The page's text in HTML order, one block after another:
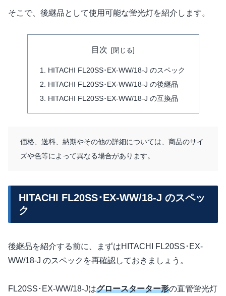
そこで、後継品として使用可能な蛍光灯を紹介します。
目次
HITACHI FL20SS･EX-WW/18-J のスペック
HITACHI FL20SS･EX-WW/18-J の後継品
HITACHI FL20SS･EX-WW/18-J の互換品
価格、送料、納期やその他の詳細については、商品のサイ
ズや色等によって異なる場合があります。
HITACHI FL20SS･EX-WW/18-J のスペッ
ク
後継品を紹介する前に、まずはHITACHI FL20SS･EX-
WW/18-J のスペックを再確認しておきましょう。
FL20SS･EX-WW/18-Jはグロースターター形の直管蛍光灯